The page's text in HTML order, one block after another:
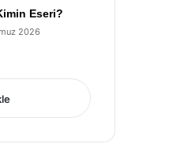
Eseri?
2026